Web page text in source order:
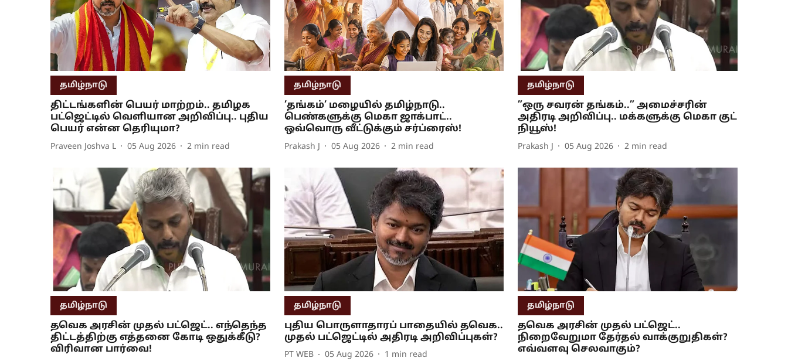
தமிழ்நாடு
திட்டங்களின் பெயர் மாற்றம்.. தமிழக
பட்ஜெட்டில் வெளியான அறிவிப்பு.. புதிய
பெயர் என்ன தெரியுமா?
Praveen Joshva L 05 Aug 2026 2 min read
தமிழ்நாடு
’தங்கம்’ மழையில் தமிழ்நாடு..
பெண்களுக்கு மெகா ஜாக்பாட்..
ஒவ்வொரு வீட்டுக்கும் சர்ப்ரைஸ்!
Prakash J 05 Aug 2026 2 min read
தமிழ்நாடு
”ஒரு சவரன் தங்கம்..” அமைச்சரின்
அதிரடி அறிவிப்பு.. மக்களுக்கு மெகா குட்
நியூஸ்!
Prakash J 05 Aug 2026 2 min read
தமிழ்நாடு
தவெக அரசின் முதல் பட்ஜெட்.. எந்தெந்த
திட்டத்திற்கு எத்தனை கோடி ஒதுக்கீடு?
விரிவான பார்வை!
தமிழ்நாடு
புதிய பொருளாதாரப் பாதையில் தவெக..
முதல் பட்ஜெட்டில் அதிரடி அறிவிப்புகள்?
PT WEB 05 Aug 2026 1 min read
தமிழ்நாடு
தவெக அரசின் முதல் பட்ஜெட்..
நிறைவேறுமா தேர்தல் வாக்குறுதிகள்?
எவ்வளவு செலவாகும்?